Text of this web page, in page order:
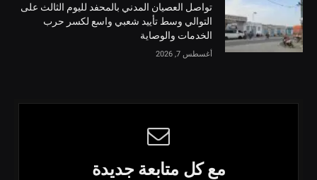
تواصل العصيان المدني بالمحفد لليوم الثالث على
التوالي وسط تأييد شعبي واسع لكسر حرب
الخدمات والوصاية
أغسطس 7, 2026
مع كل متابعة جديدة